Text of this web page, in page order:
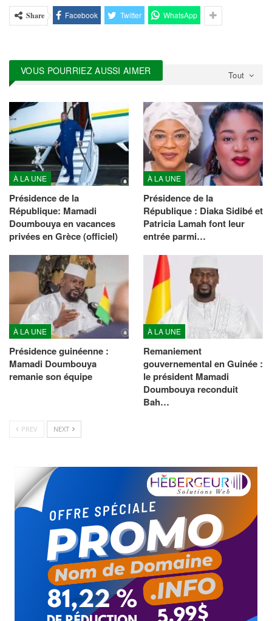
Share Facebook Twitter WhatsApp
Tout
VOUS POURRIEZ AUSSI AIMER
À LA UNE
Présidence de la
République: Mamadi
Doumbouya en vacances
privées en Grèce (officiel)
À LA UNE
Présidence de la
République : Diaka Sidibé et
Patricia Lamah font leur
entrée parmi…
À LA UNE
Présidence guinéenne :
Mamadi Doumbouya
remanie son équipe
À LA UNE
Remaniement
gouvernemental en Guinée :
le président Mamadi
Doumbouya reconduit
Bah…
PREV NEXT